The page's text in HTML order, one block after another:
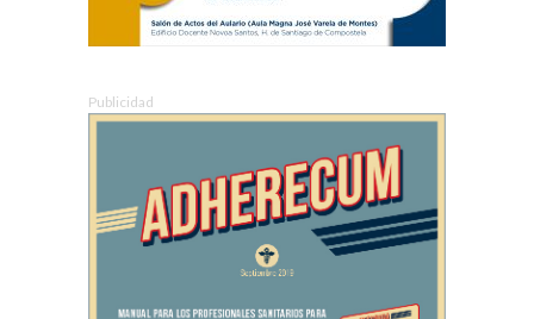
Publicidad